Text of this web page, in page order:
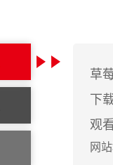
草
下
观
网